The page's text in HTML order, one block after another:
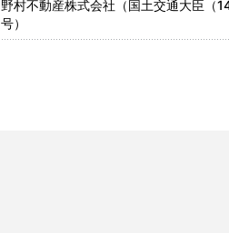
野村不動産株式会社（国土交通大臣（
号）